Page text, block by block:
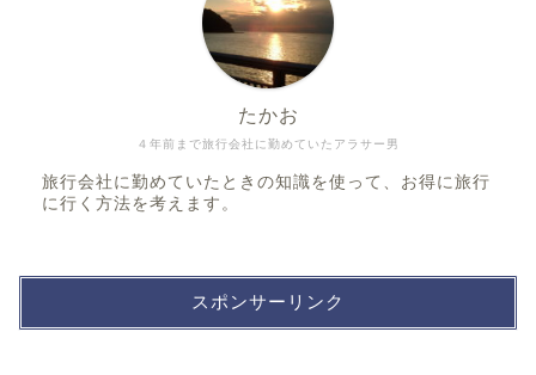
４年前まで旅行会社に勤めていたアラサー男
たかお
旅行会社に勤めていたときの知識を使って、お得に旅行
に行く方法を考えます。
スポンサーリンク